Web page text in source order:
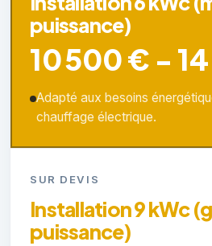
puissance)
10 500 € -
Adapté aux besoins
chauffage électrique.
SUR DEVIS
Installation 9 kWc
puissance)